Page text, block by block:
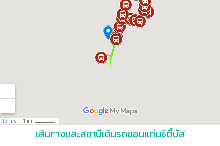
เส้นทางและสถานีเดินรถขอนแก่นซิตี้บัส